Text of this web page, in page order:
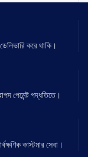
করে থাকি।
পেমেন্ট পদ্ধতিতে।
কাস্টমার সেবা।